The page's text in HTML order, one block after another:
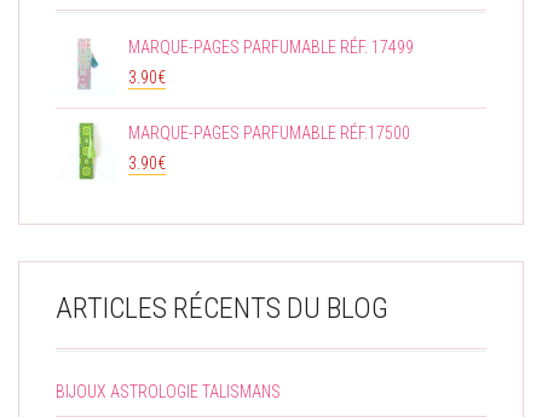
MARQUE-PAGES PARFUMABLE RÉF. 17499
3.90€
MARQUE-PAGES PARFUMABLE RÉF.17500
3.90€
ARTICLES RÉCENTS DU BLOG
BIJOUX ASTROLOGIE TALISMANS